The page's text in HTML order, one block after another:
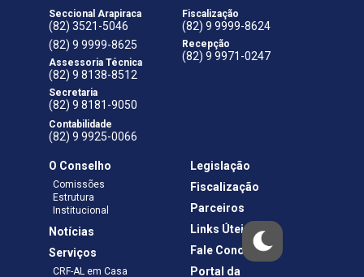
Seccional Arapiraca
(82) 3521-5046
(82) 9 9999-8625
Assessoria Técnica
(82) 9 8138-8512
Secretaria
(82) 9 8181-9050
Contabilidade
(82) 9 9925-0066
Fiscalização
(82) 9 9999-8624
Recepção
(82) 9 9971-0247
O Conselho
Comissões
Estrutura
Institucional
Notícias
Serviços
CRF-AL em Casa
Legislação
Fiscalização
Parceiros
Links Úteis
Fale Conosco
Portal da